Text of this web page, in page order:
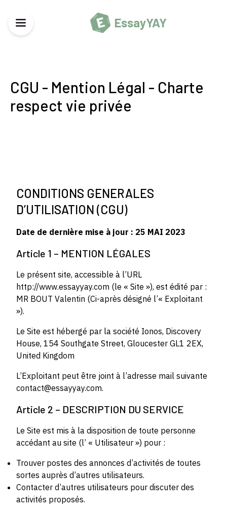
EssayYAY
CGU - Mention Légal - Charte
respect vie privée
CONDITIONS GENERALES
D’UTILISATION (CGU)
Date de dernière mise à jour : 25 MAI 2023
Article 1 – MENTION LÉGALES
Le présent site, accessible à l’URL
http://www.essayyay.com (le « Site »), est édité par :
MR BOUT Valentin (Ci-après désigné l’« Exploitant
»).
Le Site est hébergé par la société Ionos, Discovery
House, 154 Southgate Street, Gloucester GL1 2EX,
United Kingdom
L’Exploitant peut être joint à l’adresse mail suivante
contact@essayyay.com.
Article 2 – DESCRIPTION DU SERVICE
Le Site est mis à la disposition de toute personne
accédant au site (l’ « Utilisateur ») pour :
Trouver postes des annonces d’activités de toutes
sortes auprès d’autres utilisateurs.
Contacter d’autres utilisateurs pour discuter des
activités proposés.